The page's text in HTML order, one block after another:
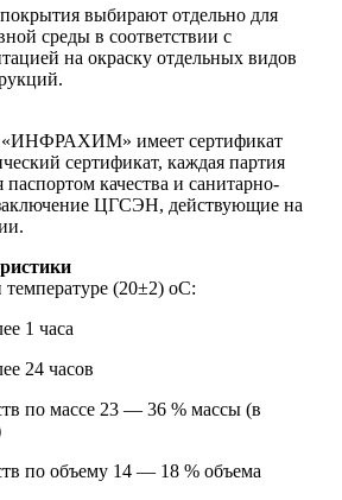
выбирают отдельно для
среды в соответствии с
на окраску отдельных видов
«ИНФРАХИМ» имеет сертификат
сертификат, каждая партия
качества и санитарно-
ЦГСЭН, действующие на
(20±2) оС:
1 часа
24 часов
по массе 23 — 36 % массы (в
по объему 14 — 18 % объема